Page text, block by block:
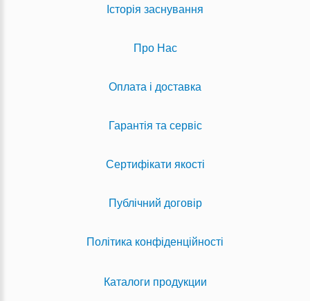
Історія заснування
Про Нас
Оплата і доставка
Гарантія та сервіс
Сертифікати якості
Публічний договір
Політика конфіденційності
Каталоги продукции